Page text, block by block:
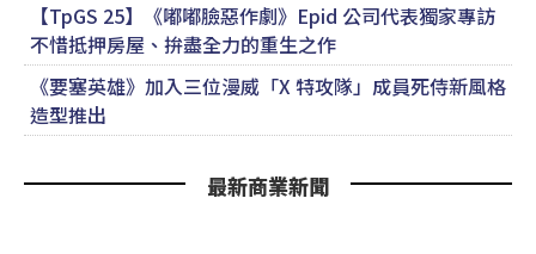
【TpGS 25】《嘟嘟臉惡作劇》Epid 公司代表獨家專訪
不惜抵押房屋、拚盡全力的重生之作
《要塞英雄》加入三位漫威「X 特攻隊」成員死侍新風格
造型推出
最新商業新聞